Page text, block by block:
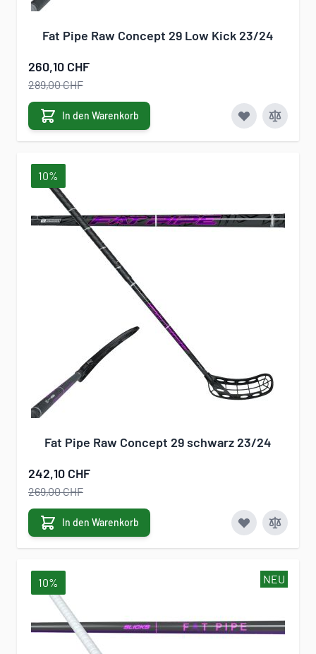
Fat Pipe Raw Concept 29 Low Kick 23/24
260,10 CHF
289,00 CHF
In den Warenkorb
10%
Fat Pipe Raw Concept 29 schwarz 23/24
242,10 CHF
269,00 CHF
In den Warenkorb
NEU
10%